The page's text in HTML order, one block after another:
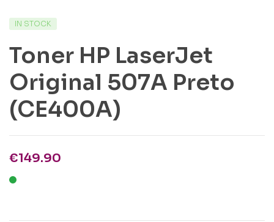
IN STOCK
Toner HP LaserJet
Original 507A Preto
(CE400A)
€149.90